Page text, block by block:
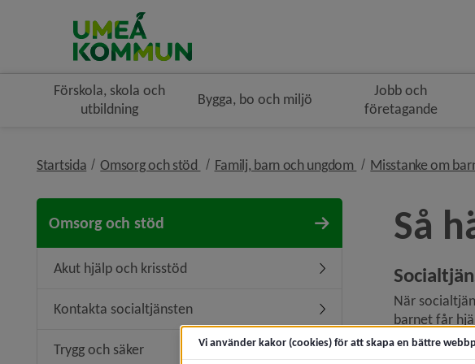
Förskola, skola och
utbildning
Bygga, bo och miljö
Jobb och
företagande
Startsida Omsorg och stöd nivå i brödsmulenavigeringen
Familj, barn och ungdom nivå i
Misstanke om
Omsorg och stöd
Akut hjälp och krisstöd Undermeny för Akut hjälp och
Kontakta socialtjänsten Undermeny för Kontakta
Trygg och säker
Så
När
barnet får
Behovet kan
Vi använder kakor (cookies) för att skapa en bättre